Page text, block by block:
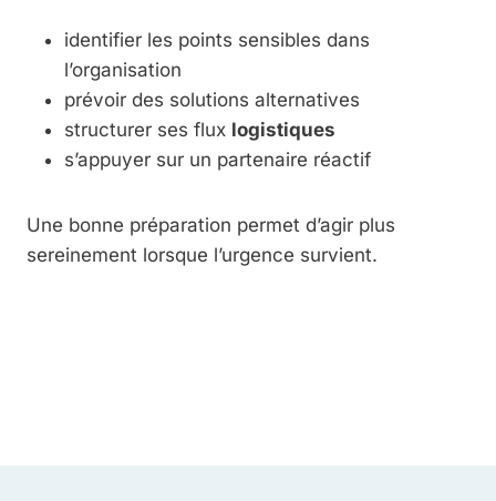
identifier les points sensibles dans
l’organisation
prévoir des solutions alternatives
structurer ses flux logistiques
s’appuyer sur un partenaire réactif
Une bonne préparation permet d’agir plus
sereinement lorsque l’urgence survient.